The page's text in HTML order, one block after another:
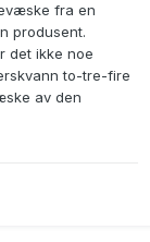
fra en
produsent.
det ikke noe
to-tre-fire
av den